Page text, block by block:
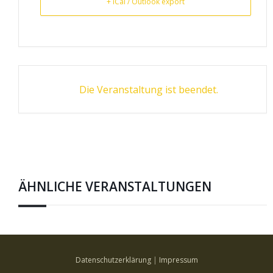
Ergebnisse Ausstellungen 2021
Die Veranstaltung ist beendet.
ÄHNLICHE VERANSTALTUNGEN
Datenschutzerklärung| Impressum